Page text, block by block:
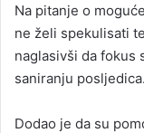
Na pitanje o
ne želi spekulisati
naglasivši da fokus
saniranju posljedica.
Dodao je da su